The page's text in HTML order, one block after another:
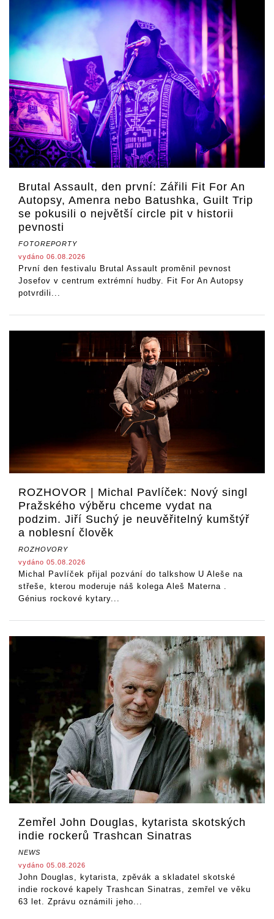
Brutal Assault, den první: Zářili Fit For An
Autopsy, Amenra nebo Batushka, Guilt Trip
se pokusili o největší circle pit v historii
pevnosti
FOTOREPORTY
vydáno 06.08.2026
První den festivalu Brutal Assault proměnil pevnost
Josefov v centrum extrémní hudby. Fit For An Autopsy
potvrdili...
ROZHOVOR | Michal Pavlíček: Nový singl
Pražského výběru chceme vydat na
podzim. Jiří Suchý je neuvěřitelný kumštýř
a noblesní člověk
ROZHOVORY
vydáno 05.08.2026
Michal Pavlíček přijal pozvání do talkshow U Aleše na
střeše, kterou moderuje náš kolega Aleš Materna .
Génius rockové kytary...
Zemřel John Douglas, kytarista skotských
indie rockerů Trashcan Sinatras
NEWS
vydáno 05.08.2026
John Douglas, kytarista, zpěvák a skladatel skotské
indie rockové kapely Trashcan Sinatras, zemřel ve věku
63 let. Zprávu oznámili jeho...